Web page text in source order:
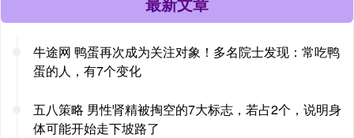
牛途网 鸭蛋再次成为关注对象！多名院士发现：常吃鸭
蛋的人，有7个变化
五八策略 男性肾精被掏空的7大标志，若占2个，说明身
体可能开始走下坡路了